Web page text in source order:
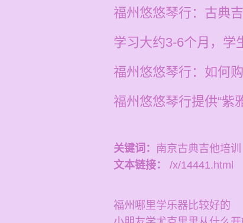
福州悠悠琴行：古典
学习大约3-6个月，学
福州悠悠琴行：如何购
福州悠悠琴行提供“紫
关键词： 南京古典吉他培训
文本链接：
/x/14441.html
福州哪里学乐器比较好的